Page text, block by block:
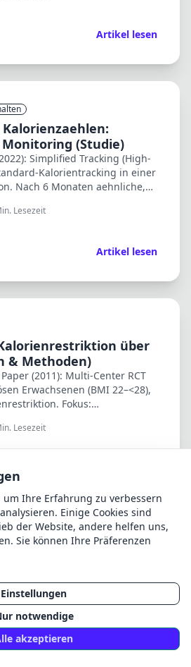
Artikel lesen
(Studie)
Simplified Tracking (High-
Kalorientracking in einer
Nach 6 Monaten aehnliche,
Lesezeit
Artikel lesen
Kalorienrestriktion über
& Methoden)
(2011): Multi-Center RCT
Erwachsenen (BMI 22–<28),
Fokus:
Lesezeit
Morgen-Typ und
(Studie)
Erfolgreiche Gewicht-Halter
häufiger Morgen-Typen und
Schlafqualitaet als
Abnehm-Interventionen.
Lesezeit
um Ihre Erfahrung zu verbessern
Einige Cookies sind
der Website, andere helfen uns,
Sie können Ihre Präferenzen
Einstellungen
notwendige
akzeptieren